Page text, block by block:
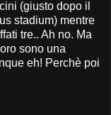
(giusto dopo il
stadium) mentre
tre.. Ah no. Ma
sono una
eh! Perchè poi